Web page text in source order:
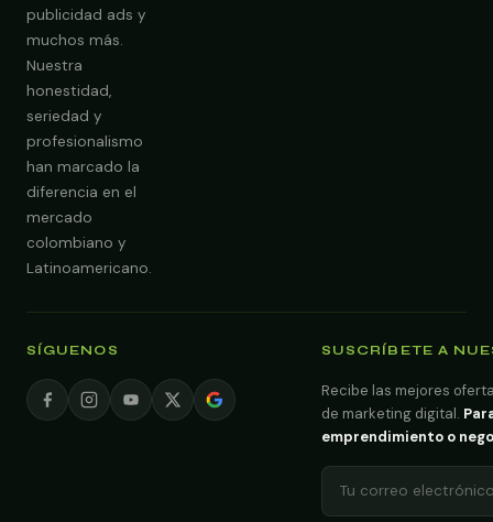
publicidad ads y
muchos más.
Nuestra
honestidad,
seriedad y
profesionalismo
han marcado la
diferencia en el
mercado
colombiano y
Latinoamericano.
SÍGUENOS SUSCRÍBETE A
Recibe las mejores
de marketing digital.
emprendimiento o